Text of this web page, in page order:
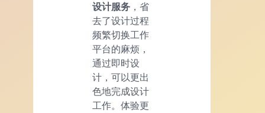
设计服务 ，省
去了设计过程
频繁切换工作
平台的麻烦，
通过即时设
计，可以更出
色地完成设计
工作。体验更